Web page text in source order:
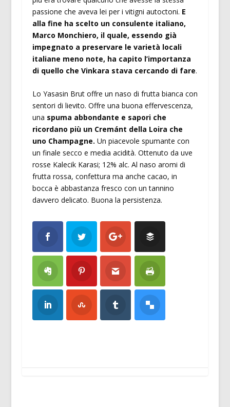
passione che aveva lei per i vitigni autoctoni. E
alla fine ha scelto un consulente italiano,
Marco Monchiero, il quale, essendo già
impegnato a preservare le varietà locali
italiane meno note, ha capito l’importanza
di quello che Vinkara stava cercando di fare.
Lo Yasasin Brut offre un naso di frutta bianca con
sentori di lievito. Offre una buona effervescenza,
una spuma abbondante e sapori che
ricordano più un Cremánt della Loira che
uno Champagne. Un piacevole spumante con
un finale secco e media acidità. Ottenuto da uve
rosse Kalecik Karasi; 12% alc. Al naso aromi di
frutta rossa, confettura ma anche cacao, in
bocca è abbastanza fresco con un tannino
davvero delicato. Buona la persistenza.